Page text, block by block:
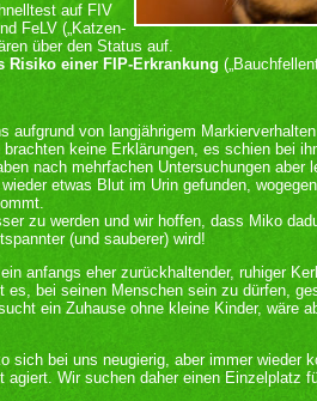
auf FIV
FeLV („Katzen-
über den Status auf.
Risiko einer FIP-Erkrankung
aufgrund von langjährigem
keine Erklärungen, es schien bei
nach mehrfachen Untersuchungen aber
etwas Blut im Urin gefunden,
zu werden und wir hoffen, dass Miko
(und sauberer) wird!
anfangs eher zurückhaltender, ruhiger
es, bei seinen Menschen sein zu dürfen,
ein Zuhause ohne kleine Kinder, wäre
sich bei uns neugierig, aber immer wieder
agiert. Wir suchen daher einen Einzelplatz